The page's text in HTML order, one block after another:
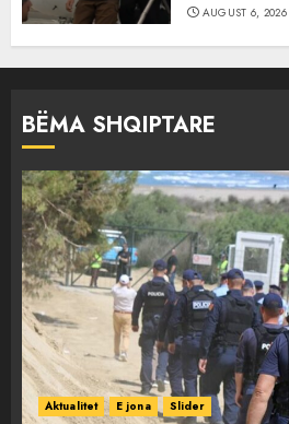
AUGUST 6, 2026
BËMA SHQIPTARE
Aktualitet E jona Slider